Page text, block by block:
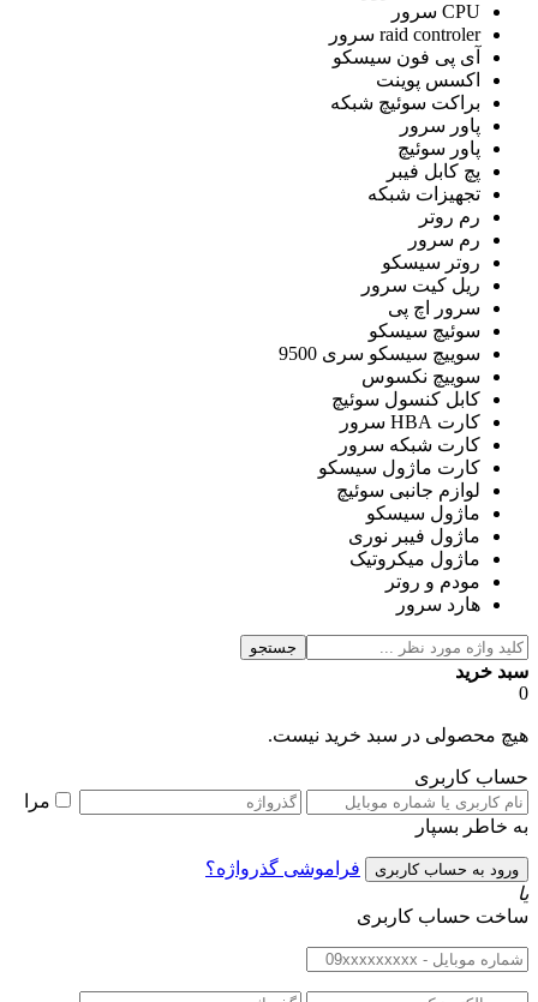
CPU سرور
raid controler سرور
آی پی فون سیسکو
اکسس پوینت
براکت سوئیچ شبکه
پاور سرور
پاور سوئیچ
پچ کابل فیبر
تجهیزات شبکه
رم روتر
رم سرور
روتر سیسکو
ریل کیت سرور
سرور اچ پی
سوئیچ سیسکو
سوییچ سیسکو سری 9500
سوییچ نکسوس
کابل کنسول سوئیچ
کارت HBA سرور
کارت شبکه سرور
کارت ماژول سیسکو
لوازم جانبی سوئیچ
ماژول سیسکو
ماژول فیبر نوری
ماژول میکروتیک
مودم و روتر
هارد سرور
جستجو
سبد خرید
0
هیچ محصولی در سبد خرید نیست.
حساب کاربری
مرا
به خاطر بسپار
فراموشی گذرواژه؟
یا
ساخت حساب کاربری